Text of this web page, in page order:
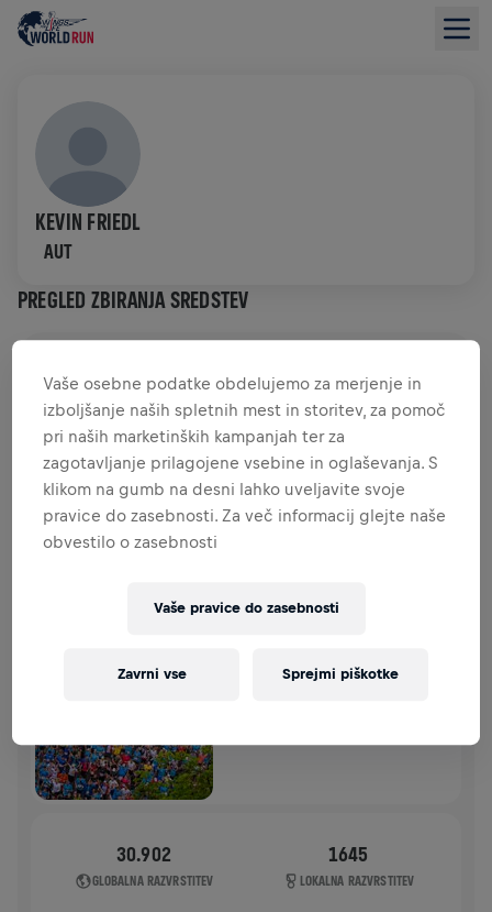
KEVIN FRIEDL
AUT
PREGLED ZBIRANJA SREDSTEV
ZBRANA SREDSTVA DONIRAJTE
Donirajte in naredite razliko! 100 odstotkov vaše
donacije je namenjenih raziskavam hrbtenjače.
ZGODOVINA
WINGS FOR LIFE WORLD RUN
30.902
GLOBALNA RAZVRSTITEV
1645
LOKALNA RAZVRSTITEV
Vaše osebne podatke obdelujemo za merjenje in
izboljšanje naših spletnih mest in storitev, za pomoč
pri naših marketinških kampanjah ter za
zagotavljanje prilagojene vsebine in oglaševanja. S
klikom na gumb na desni lahko uveljavite svoje
pravice do zasebnosti. Za več informacij glejte naše
obvestilo o zasebnosti
Vaše pravice do zasebnosti
Zavrni vse Sprejmi piškotke